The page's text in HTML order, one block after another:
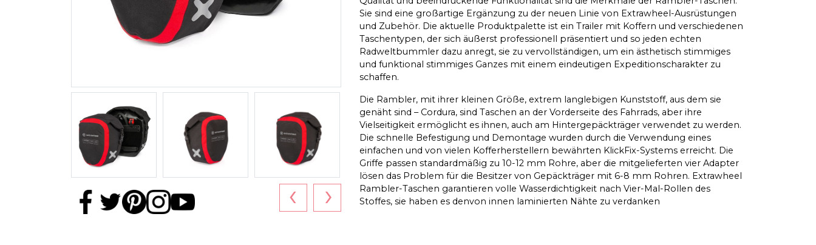
‹ ›
Sie sind eine großartige Ergänzung zu der neuen Linie von Extrawheel-Ausrüstungen
und Zubehör. Die aktuelle Produktpalette ist ein Trailer mit Koffern und verschiedenen
Taschentypen, der sich äußerst professionell präsentiert und so jeden echten
Radweltbummler dazu anregt, sie zu vervollständigen, um ein ästhetisch stimmiges
und funktional stimmiges Ganzes mit einem eindeutigen Expeditionscharakter zu
schaffen.
Die Rambler, mit ihrer kleinen Größe, extrem langlebigen Kunststoff, aus dem sie
genäht sind – Cordura, sind Taschen an der Vorderseite des Fahrrads, aber ihre
Vielseitigkeit ermöglicht es ihnen, auch am Hintergepäckträger verwendet zu werden.
Die schnelle Befestigung und Demontage wurden durch die Verwendung eines
einfachen und von vielen Kofferherstellern bewährten KlickFix-Systems erreicht. Die
Griffe passen standardmäßig zu 10-12 mm Rohre, aber die mitgelieferten vier Adapter
lösen das Problem für die Besitzer von Gepäckträger mit 6-8 mm Rohren. Extrawheel
Rambler-Taschen garantieren volle Wasserdichtigkeit nach Vier-Mal-Rollen des
Stoffes, sie haben es denvon innen laminierten Nähte zu verdanken